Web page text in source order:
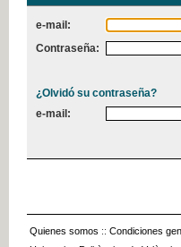
e-mail:
Contraseña:
¿Olvidó su contraseña?
e-mail:
Quienes somos :: Condiciones